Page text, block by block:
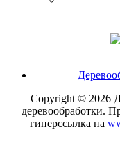
Copyright ©
деревообработки.
гиперссылка на